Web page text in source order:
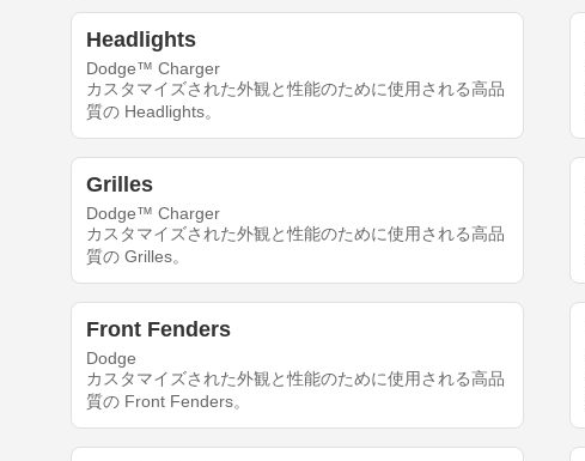
Headlights
Dodge™ Charger
カスタマイズされた外観と性能のために使用される高品
質の Headlights。
Grilles
Dodge™ Charger
カスタマイズされた外観と性能のために使用される高品
質の Grilles。
Front Fenders
Dodge
カスタマイズされた外観と性能のために使用される高品
質の Front Fenders。